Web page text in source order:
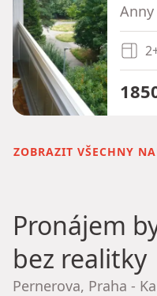
ZOBRAZIT VŠECHNY
Pronájem
bez realitky
Pernerova, Praha -